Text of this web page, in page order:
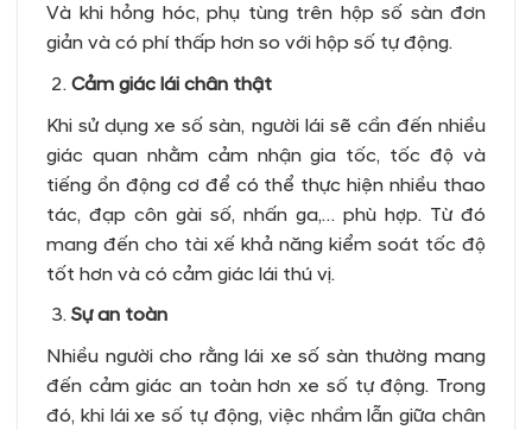
Và khi hỏng hóc, phụ tùng trên hộp số sàn đơn
giản và có phí thấp hơn so với hộp số tự động.
Cảm giác lái chân thật
Khi sử dụng xe số sàn, người lái sẽ cần đến nhiều
giác quan nhằm cảm nhận gia tốc, tốc độ và
tiếng ồn động cơ để có thể thực hiện nhiều thao
tác, đạp côn gài số, nhấn ga,… phù hợp. Từ đó
mang đến cho tài xế khả năng kiểm soát tốc độ
tốt hơn và có cảm giác lái thú vị.
Sự an toàn
Nhiều người cho rằng lái xe số sàn thường mang
đến cảm giác an toàn hơn xe số tự động. Trong
đó, khi lái xe số tự động, việc nhầm lẫn giữa chân